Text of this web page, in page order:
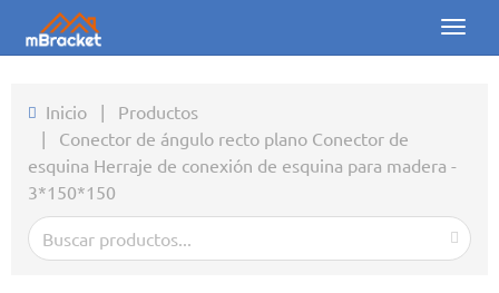
Toggle
Productos
Noticias
Fotos
Inicio | Productos
| Conector de ángulo recto plano Conector de
esquina Herraje de conexión de esquina para madera -
3*150*150